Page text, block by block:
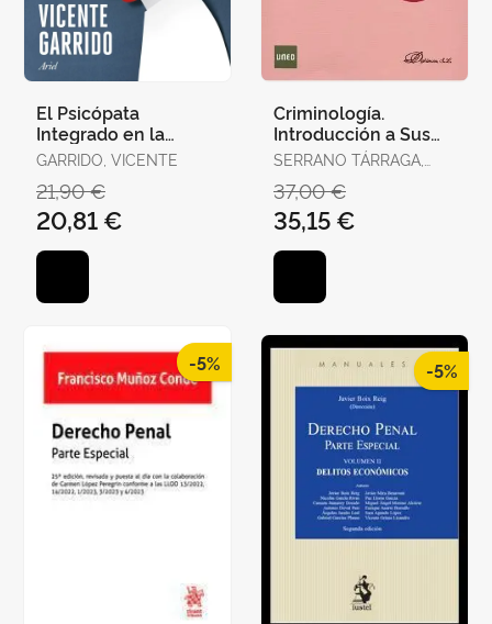
El Psicópata
Integrado en la
Familia, la Empresa y
la Política
GARRIDO, VICENTE
21,90 €
20,81 €
Criminología.
Introducción a Sus
Principios
SERRANO TÁRRAGA,
37,00 €
35,15 €
-5% -5%